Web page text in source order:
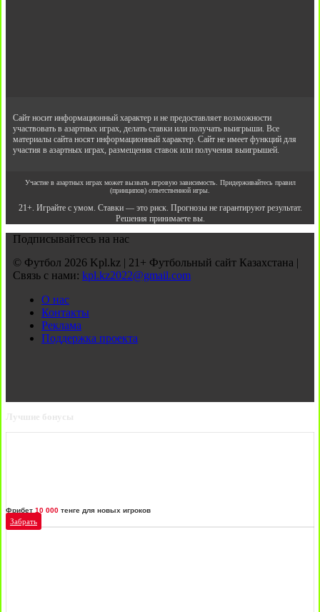
Сайт носит информационный характер и не предоставляет возможности
участвовать в азартных играх, делать ставки или получать выигрыши. Все
материалы сайта носят информационный характер. Сайт не имеет функций для
участия в азартных играх, размещения ставок или получения выигрышей.
Участие в азартных играх может вызвать игровую зависимость. Придерживайтесь правил
(принципов) ответственной игры.
21+. Играйте с умом. Ставки — это риск. Прогнозы не гарантируют результат.
Решения принимаете вы.
Подписывайтесь на нас
© Футбол 2026 Kpl.kz | 21+ Футбольный сайт Казахстана |
Связь с нами: kpl.kz2022@gmail.com
О нас
Контакты
Реклама
Поддержка проекта
Лучшие бонусы
Фрибет 10 000 тенге для новых игроков
Забрать